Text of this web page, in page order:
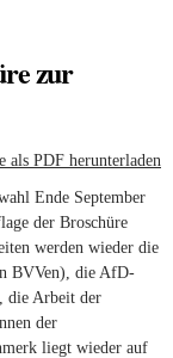
zur
als PDF herunterladen
Ende September
der Broschüre
werden wieder die
BVVen), die AfD-
die Arbeit der
der
liegt wieder auf